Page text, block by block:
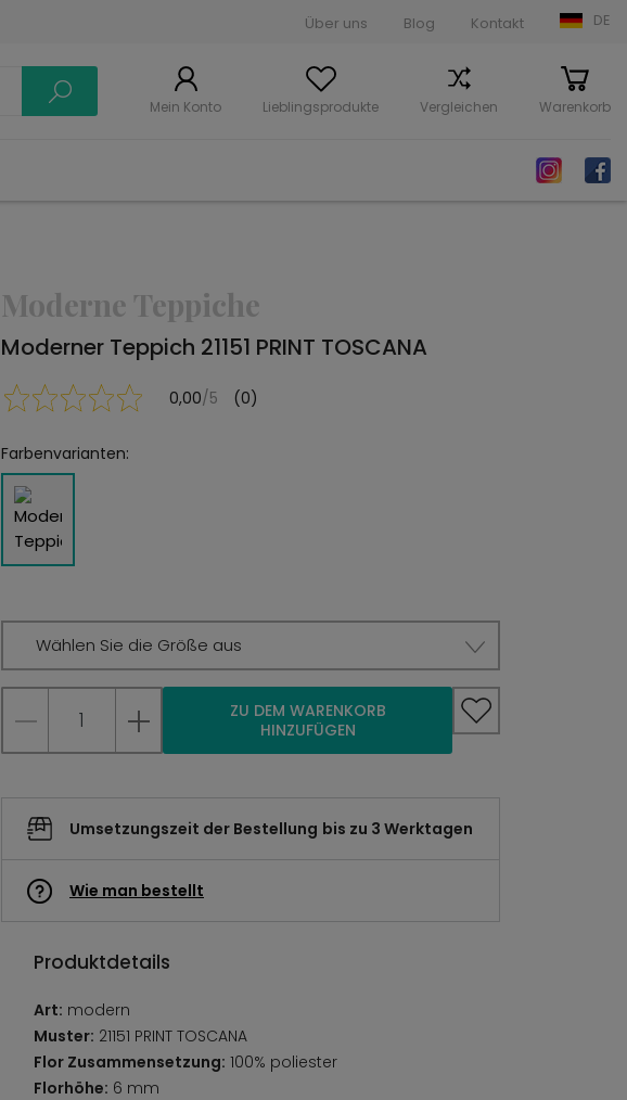
Über uns Blog Kontakt DE
Mein Konto Lieblingsprodukte Vergleichen Warenkorb
Moderne Teppiche
Moderner Teppich 21151 PRINT TOSCANA
0,00/5 (0)
Farbenvarianten:
Wählen Sie die Größe aus
ZU DEM WARENKORB
HINZUFÜGEN
Umsetzungszeit der Bestellung bis zu 3 Werktagen
Wie man bestellt
Produktdetails
Art: modern
Muster: 21151 PRINT TOSCANA
Flor Zusammensetzung: 100% poliester
Florhöhe: 6 mm